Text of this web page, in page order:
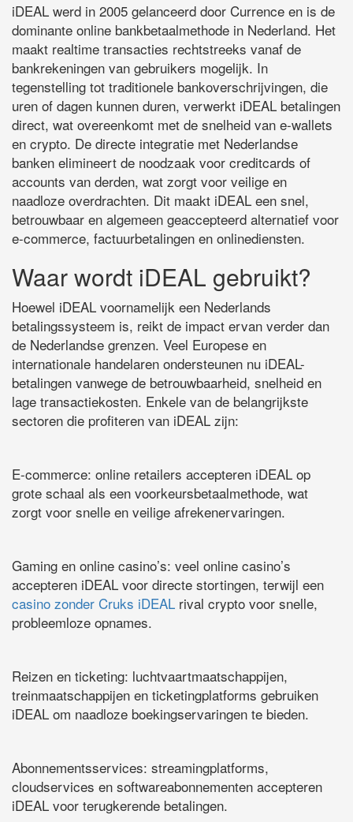
iDEAL werd in 2005 gelanceerd door Currence en is de
dominante online bankbetaalmethode in Nederland. Het
maakt realtime transacties rechtstreeks vanaf de
bankrekeningen van gebruikers mogelijk. In
tegenstelling tot traditionele bankoverschrijvingen, die
uren of dagen kunnen duren, verwerkt iDEAL betalingen
direct, wat overeenkomt met de snelheid van e-wallets
en crypto. De directe integratie met Nederlandse
banken elimineert de noodzaak voor creditcards of
accounts van derden, wat zorgt voor veilige en
naadloze overdrachten. Dit maakt iDEAL een snel,
betrouwbaar en algemeen geaccepteerd alternatief voor
e-commerce, factuurbetalingen en onlinediensten.
Waar wordt iDEAL gebruikt?
Hoewel iDEAL voornamelijk een Nederlands
betalingssysteem is, reikt de impact ervan verder dan
de Nederlandse grenzen. Veel Europese en
internationale handelaren ondersteunen nu iDEAL-
betalingen vanwege de betrouwbaarheid, snelheid en
lage transactiekosten. Enkele van de belangrijkste
sectoren die profiteren van iDEAL zijn:
E-commerce: online retailers accepteren iDEAL op
grote schaal als een voorkeursbetaalmethode, wat
zorgt voor snelle en veilige afrekenervaringen.
Gaming en online casino’s: veel online casino’s
accepteren iDEAL voor directe stortingen, terwijl een
casino zonder Cruks iDEAL rival crypto voor snelle,
probleemloze opnames.
Reizen en ticketing: luchtvaartmaatschappijen,
treinmaatschappijen en ticketingplatforms gebruiken
iDEAL om naadloze boekingservaringen te bieden.
Abonnementsservices: streamingplatforms,
cloudservices en softwareabonnementen accepteren
iDEAL voor terugkerende betalingen.